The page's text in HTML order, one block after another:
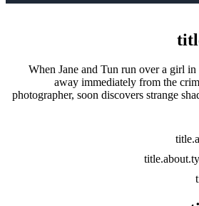
When Jane and Tun run over a girl in
away immediately from the
photographer, soon discovers strange